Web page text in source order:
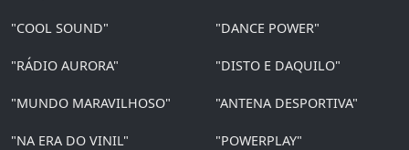
"COOL SOUND" "DANCE POWER"
"RÁDIO AURORA" "DISTO E DAQUILO"
"MUNDO MARAVILHOSO" "ANTENA DESPORTIVA"
"NA ERA DO VINIL" "POWERPLAY"